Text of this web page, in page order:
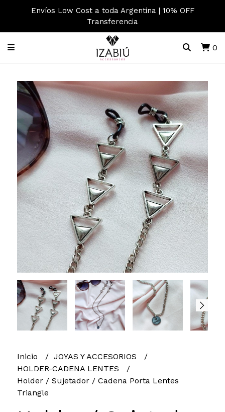
Envíos Low Cost a toda Argentina | 10% OFF
Transferencia
0
Inicio
JOYAS Y ACCESORIOS
HOLDER-CADENA LENTES
Holder / Sujetador / Cadena Porta Lentes
Triangle